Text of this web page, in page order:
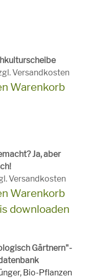
Versandkosten
Warenkorb
Ja, aber
Versandkosten
Warenkorb
downloaden
Gärtnern"-
Bio-Pflanzen